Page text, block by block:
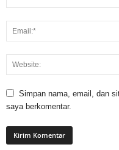
Simpan nama, email, dan
saya berkomentar.